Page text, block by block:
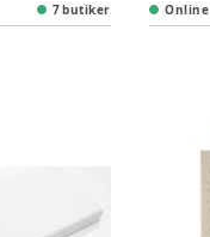
7 butiker Online